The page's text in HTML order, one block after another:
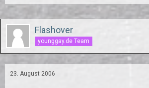
Flashover
younggay.de Team
23. August 2006